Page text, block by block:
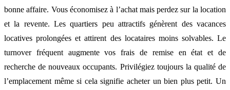
bonne affaire. Vous économisez à l’achat mais perdez sur la location
et la revente. Les quartiers peu attractifs génèrent des vacances
locatives prolongées et attirent des locataires moins solvables. Le
turnover fréquent augmente vos frais de remise en état et de
recherche de nouveaux occupants. Privilégiez toujours la qualité de
l’emplacement même si cela signifie acheter un bien plus petit. Un